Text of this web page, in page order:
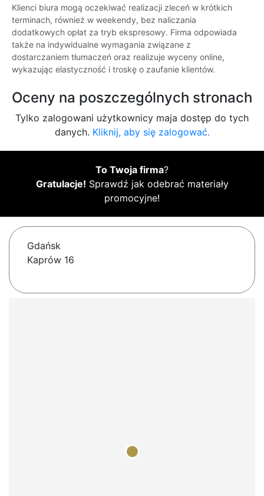
Klienci biura mogą oczekiwać realizacji zleceń w krótkich
terminach, również w weekendy, bez naliczania
dodatkowych opłat za tryb ekspresowy. Firma odpowiada
także na indywidualne wymagania związane z
dostarczaniem tłumaczeń oraz realizuje wyceny online,
wykazując elastyczność i troskę o zaufanie klientów.
Oceny na poszczególnych stronach
Tylko zalogowani użytkownicy maja dostęp do tych
danych. Kliknij, aby się zalogować.
To Twoja firma?
Gratulacje! Sprawdź jak odebrać materiały
promocyjne!
Gdańsk
Kaprów 16